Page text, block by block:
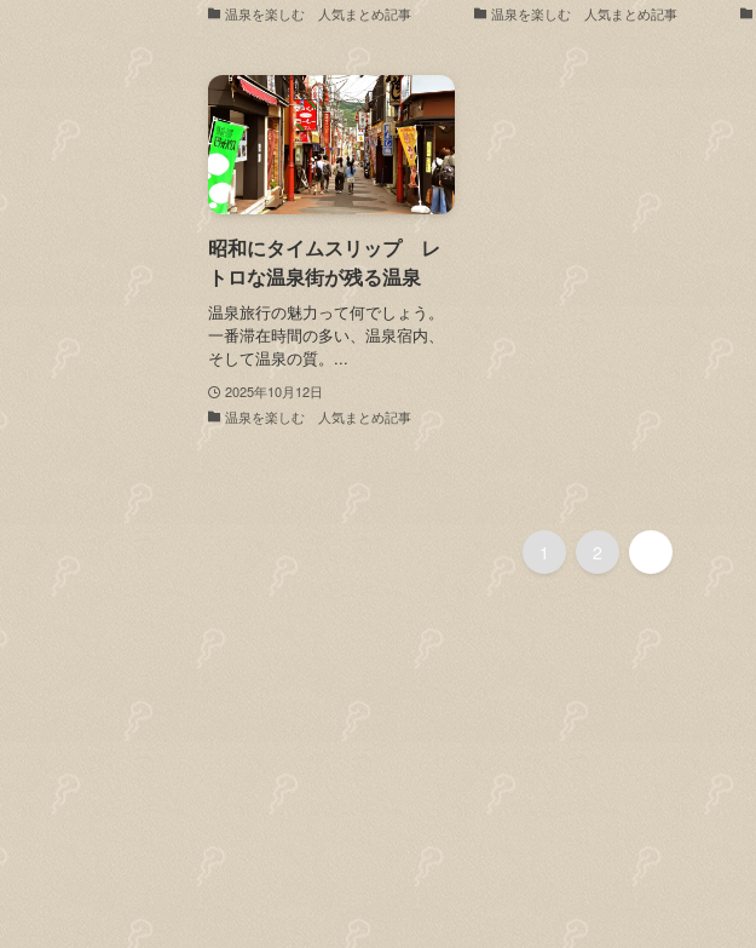
温泉を楽しむ 人気まとめ記事
温泉を楽しむ 人気まとめ記事
昭和にタイムスリップ レ
トロな温泉街が残る温泉
温泉旅行の魅力って何でしょう。
一番滞在時間の多い、温泉宿内、
そして温泉の質。...
2025年10月12日
温泉を楽しむ 人気まとめ記事
1 2